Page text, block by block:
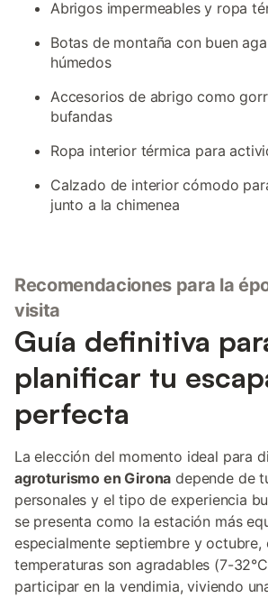
Abrigos impermeables y ropa
Botas de montaña con buen
húmedos
Accesorios de abrigo como
bufandas
Ropa interior térmica para
Calzado de interior cómodo
junto a la chimenea
Recomendaciones para la
visita
Guía definitiva
planificar tu
perfecta
La elección del momento ideal para
agroturismo en Girona depende de
personales y el tipo de experiencia
se presenta como la estación más
especialmente septiembre y octubre,
temperaturas son agradables (7-
participar en la vendimia, viviendo